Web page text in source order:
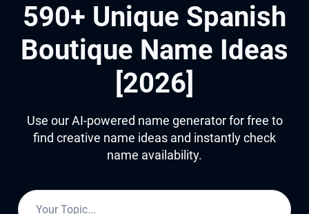
590+ Unique Spanish
Boutique Name Ideas
[2026]
Use our AI-powered name generator for free to
find creative name ideas and instantly check
name availability.